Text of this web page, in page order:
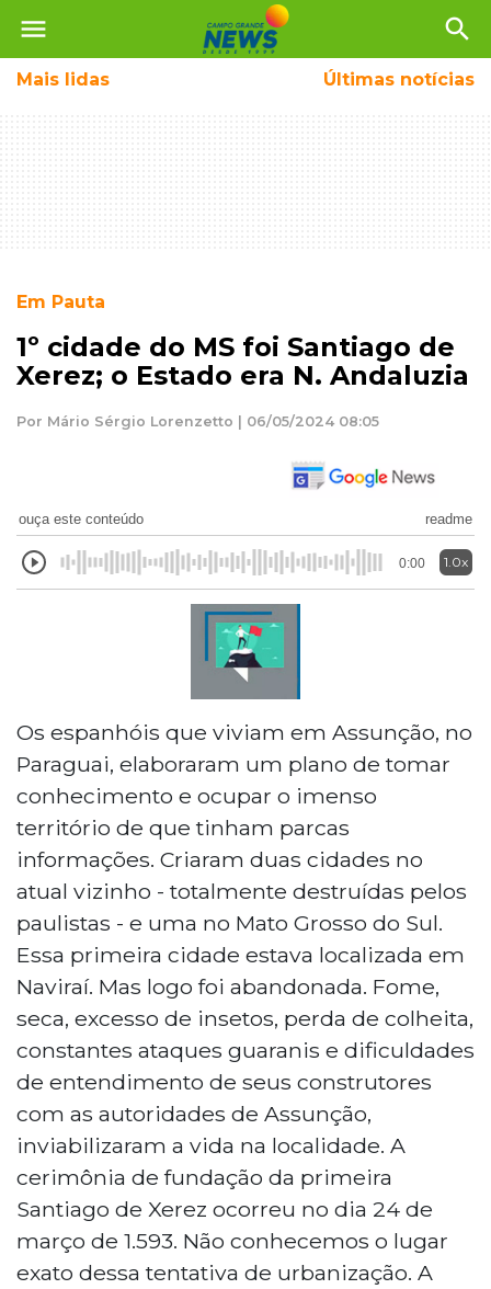
menu search
Mais lidas Últimas notícias
Em Pauta
1º cidade do MS foi Santiago de
Xerez; o Estado era N. Andaluzia
Por Mário Sérgio Lorenzetto | 06/05/2024 08:05
ouça este conteúdo readme
0:00 1.0x
Os espanhóis que viviam em Assunção, no
Paraguai, elaboraram um plano de tomar
conhecimento e ocupar o imenso
território de que tinham parcas
informações. Criaram duas cidades no
atual vizinho - totalmente destruídas pelos
paulistas - e uma no Mato Grosso do Sul.
Essa primeira cidade estava localizada em
Naviraí. Mas logo foi abandonada. Fome,
seca, excesso de insetos, perda de colheita,
constantes ataques guaranis e dificuldades
de entendimento de seus construtores
com as autoridades de Assunção,
inviabilizaram a vida na localidade. A
cerimônia de fundação da primeira
Santiago de Xerez ocorreu no dia 24 de
março de 1.593. Não conhecemos o lugar
exato dessa tentativa de urbanização. A